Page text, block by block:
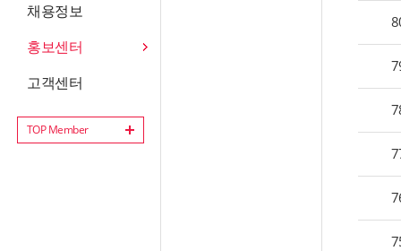
채용정보
홍보센터
고객센터
TOP Member